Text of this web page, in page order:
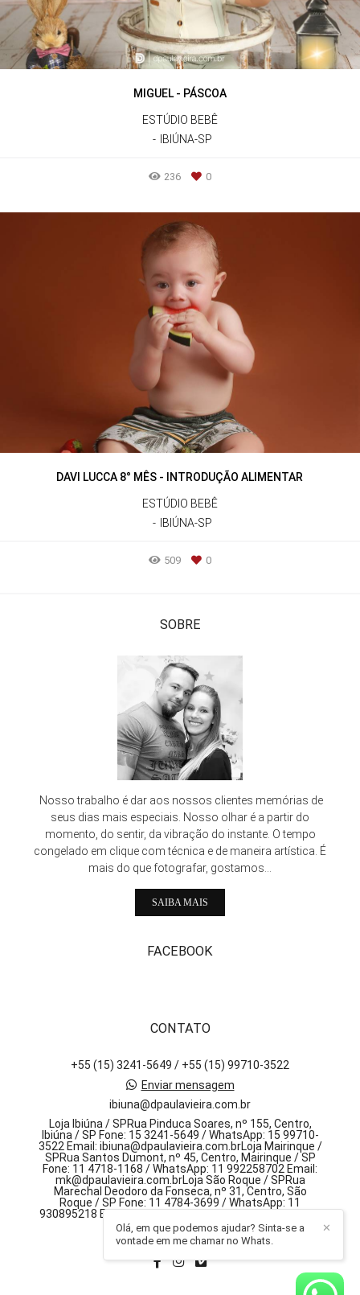
MIGUEL - PÁSCOA
ESTÚDIO BEBÊ
IBIÚNA-SP
236 0
DAVI LUCCA 8° MÊS - INTRODUÇÃO ALIMENTAR
ESTÚDIO BEBÊ
IBIÚNA-SP
509 0
SOBRE
Nosso trabalho é dar aos nossos clientes memórias de
seus dias mais especiais. Nosso olhar é a partir do
momento, do sentir, da vibração do instante. O tempo
congelado em clique com técnica e de maneira artística. É
mais do que fotografar, gostamos...
SAIBA MAIS
FACEBOOK
CONTATO
+55 (15) 3241-5649 / +55 (15) 99710-3522
Enviar mensagem
ibiuna@dpaulavieira.com.br
Loja Ibiúna / SPRua Pinduca Soares, nº 155, Centro,
Ibiúna / SP Fone: 15 3241-5649 / WhatsApp: 15 99710-
3522 Email: ibiuna@dpaulavieira.com.brLoja Mairinque /
SPRua Santos Dumont, nº 45, Centro, Mairinque / SP
Fone: 11 4718-1168 / WhatsApp: 11 992258702 Email:
mk@dpaulavieira.com.brLoja São Roque / SPRua
Marechal Deodoro da Fonseca, nº 31, Centro, São
Roque / SP Fone: 11 4784-3699 / WhatsApp: 11
930895218 Email: sr@dpaulavieira.com.br, 155 - centro
Ibiúna / SP
✕
Olá, em que podemos ajudar? Sinta-se a
vontade em me chamar no Whats.